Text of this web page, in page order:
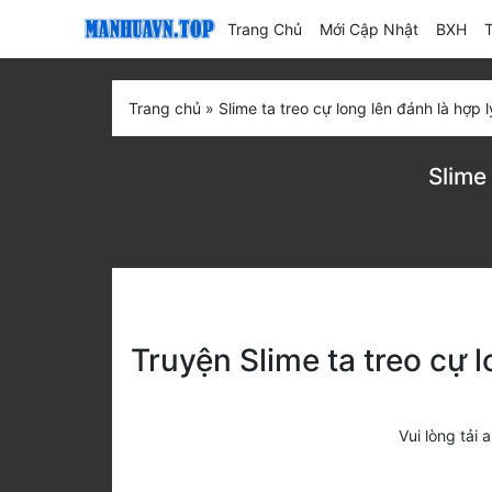
Trang Chủ Mới Cập Nhật(current)
BXH
Trang chủ » Slime ta treo cự long lên đánh là hợp
Truyện Slime ta treo cự
Vui lòng tải